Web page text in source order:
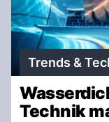
Trends &
Technik